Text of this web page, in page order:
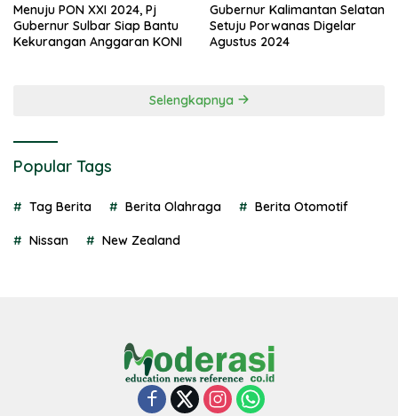
Menuju PON XXI 2024, Pj
Gubernur Sulbar Siap Bantu
Kekurangan Anggaran KONI
Gubernur Kalimantan Selatan
Setuju Porwanas Digelar
Agustus 2024
Selengkapnya
Popular Tags
Tag Berita Berita Olahraga Berita Otomotif
Nissan New Zealand